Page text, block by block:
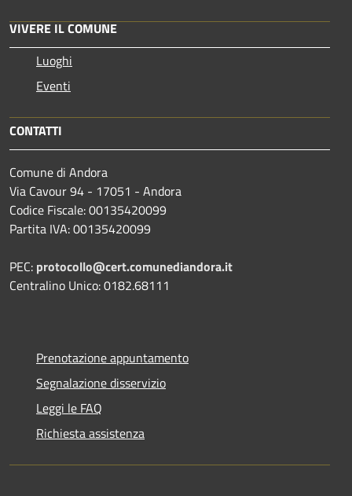
VIVERE IL COMUNE
Luoghi
Eventi
CONTATTI
Comune di Andora
Via Cavour 94 - 17051 - Andora
Codice Fiscale: 00135420099
Partita IVA: 00135420099
PEC: protocollo@cert.comunediandora.it
Centralino Unico: 0182.68111
Prenotazione appuntamento
Segnalazione disservizio
Leggi le FAQ
Richiesta assistenza